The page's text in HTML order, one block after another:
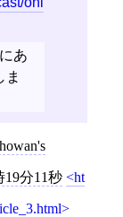
あ
ま
19分11秒 ht